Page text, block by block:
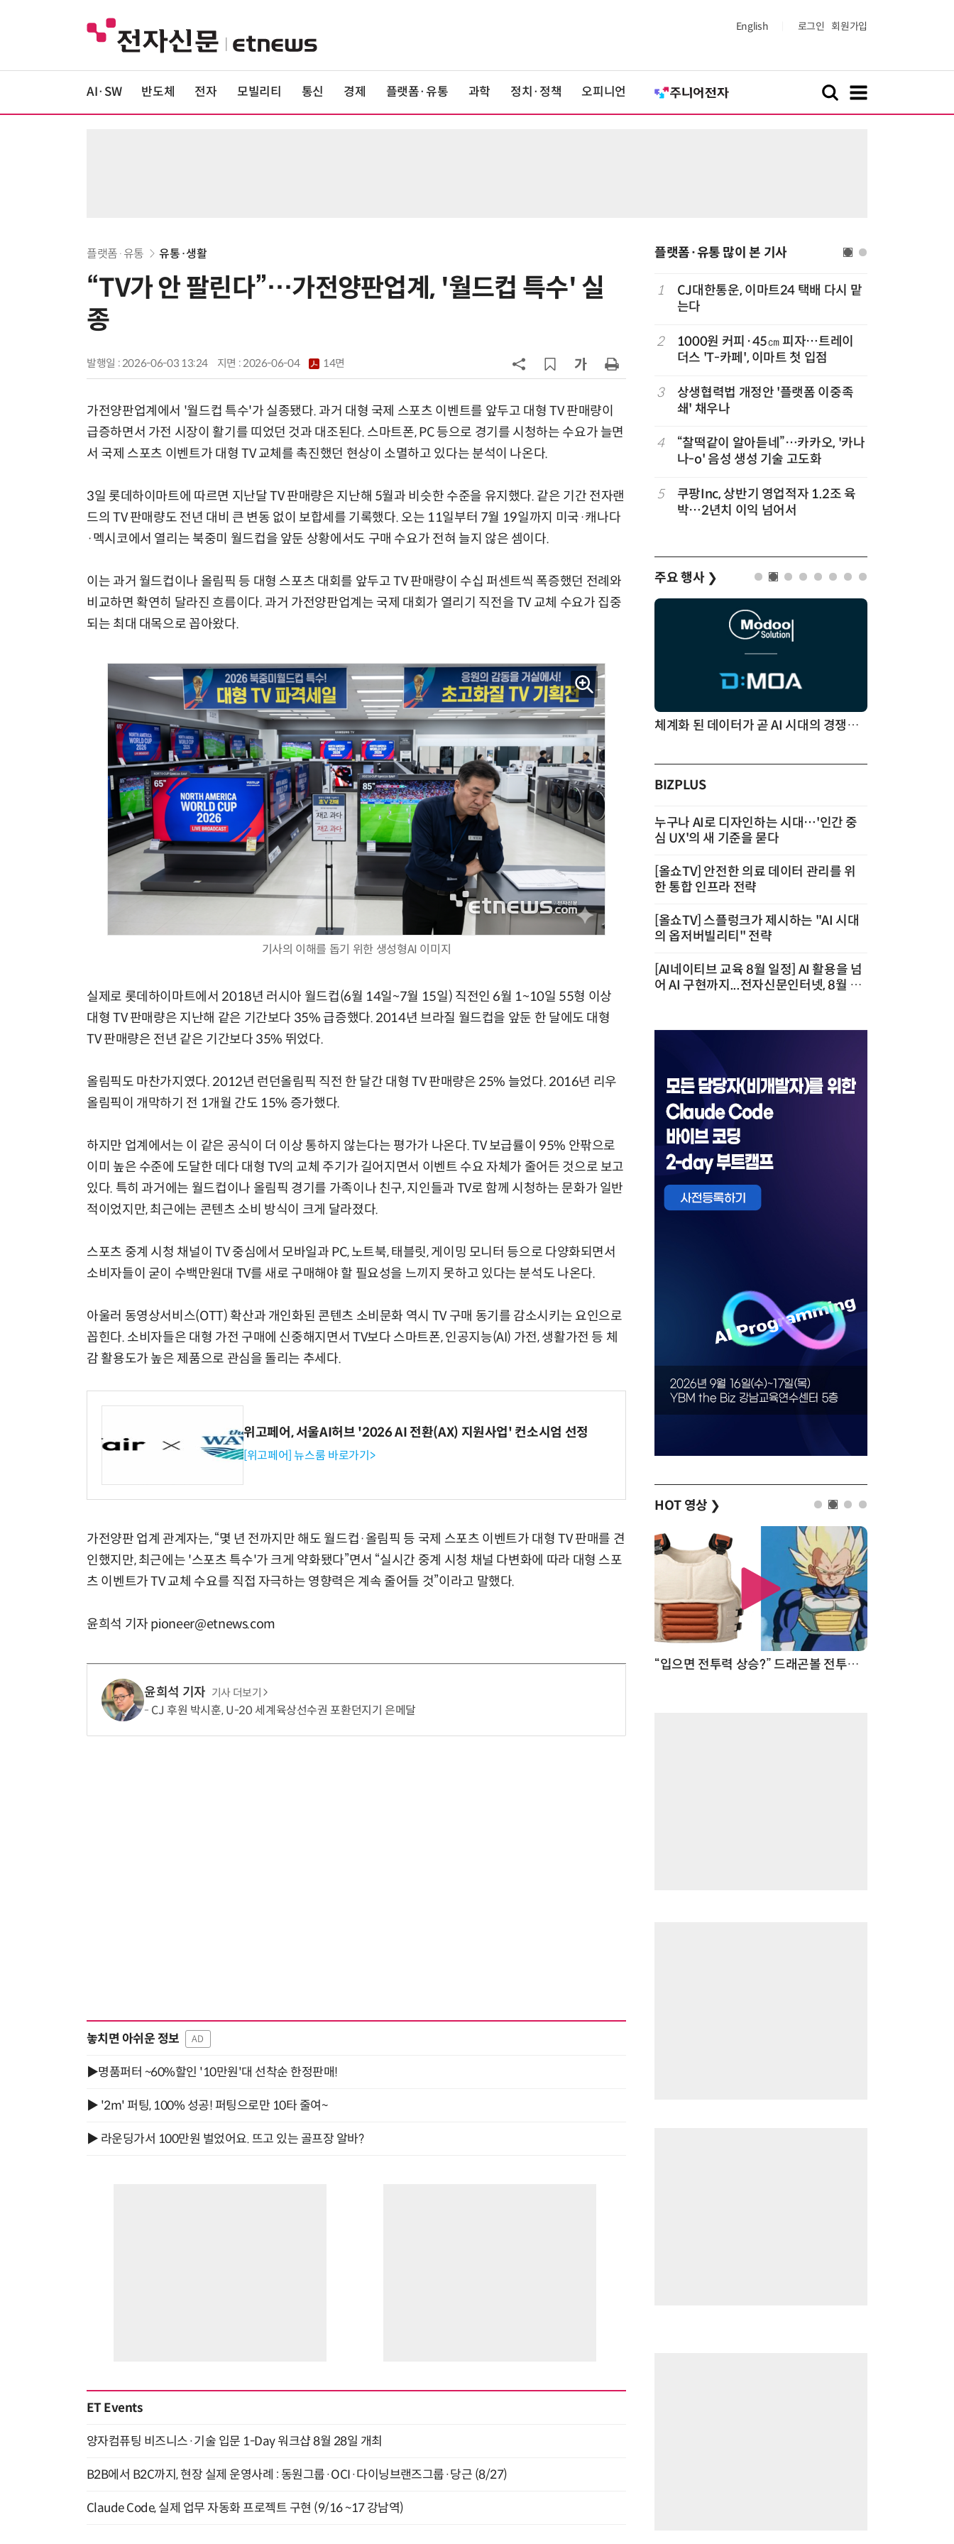
English 로그인 회원가입
AI·SW 반도체 전자 모빌리티 통신 경제 플랫폼·유통 과학 정치·정책 오피니언
플랫폼·유통 유통·생활
“TV가 안 팔린다”…가전양판업계, '월드컵 특수' 실
종
발행일 : 2026-06-03 13:24 지면 :2026-06-04 14면
가전양판업계에서 '월드컵 특수'가 실종됐다. 과거 대형 국제 스포츠 이벤트를 앞두고 대형 TV 판매량이
급증하면서 가전 시장이 활기를 띠었던 것과 대조된다. 스마트폰, PC 등으로 경기를 시청하는 수요가 늘면
서 국제 스포츠 이벤트가 대형 TV 교체를 촉진했던 현상이 소멸하고 있다는 분석이 나온다.
3일 롯데하이마트에 따르면 지난달 TV 판매량은 지난해 5월과 비슷한 수준을 유지했다. 같은 기간 전자랜
드의 TV 판매량도 전년 대비 큰 변동 없이 보합세를 기록했다. 오는 11일부터 7월 19일까지 미국·캐나다
·멕시코에서 열리는 북중미 월드컵을 앞둔 상황에서도 구매 수요가 전혀 늘지 않은 셈이다.
이는 과거 월드컵이나 올림픽 등 대형 스포츠 대회를 앞두고 TV 판매량이 수십 퍼센트씩 폭증했던 전례와
비교하면 확연히 달라진 흐름이다. 과거 가전양판업계는 국제 대회가 열리기 직전을 TV 교체 수요가 집중
되는 최대 대목으로 꼽아왔다.
기사의 이해를 돕기 위한 생성형AI 이미지
실제로 롯데하이마트에서 2018년 러시아 월드컵(6월 14일~7월 15일) 직전인 6월 1~10일 55형 이상
대형 TV 판매량은 지난해 같은 기간보다 35% 급증했다. 2014년 브라질 월드컵을 앞둔 한 달에도 대형
TV 판매량은 전년 같은 기간보다 35% 뛰었다.
올림픽도 마찬가지였다. 2012년 런던올림픽 직전 한 달간 대형 TV 판매량은 25% 늘었다. 2016년 리우
올림픽이 개막하기 전 1개월 간도 15% 증가했다.
하지만 업계에서는 이 같은 공식이 더 이상 통하지 않는다는 평가가 나온다. TV 보급률이 95% 안팎으로
이미 높은 수준에 도달한 데다 대형 TV의 교체 주기가 길어지면서 이벤트 수요 자체가 줄어든 것으로 보고
있다. 특히 과거에는 월드컵이나 올림픽 경기를 가족이나 친구, 지인들과 TV로 함께 시청하는 문화가 일반
적이었지만, 최근에는 콘텐츠 소비 방식이 크게 달라졌다.
스포츠 중계 시청 채널이 TV 중심에서 모바일과 PC, 노트북, 태블릿, 게이밍 모니터 등으로 다양화되면서
소비자들이 굳이 수백만원대 TV를 새로 구매해야 할 필요성을 느끼지 못하고 있다는 분석도 나온다.
아울러 동영상서비스(OTT) 확산과 개인화된 콘텐츠 소비문화 역시 TV 구매 동기를 감소시키는 요인으로
꼽힌다. 소비자들은 대형 가전 구매에 신중해지면서 TV보다 스마트폰, 인공지능(AI) 가전, 생활가전 등 체
감 활용도가 높은 제품으로 관심을 돌리는 추세다.
위고페어, 서울AI허브 '2026 AI 전환(AX) 지원사업' 컨소시엄 선정
[위고페어] 뉴스룸 바로가기>
가전양판 업계 관계자는, “몇 년 전까지만 해도 월드컵·올림픽 등 국제 스포츠 이벤트가 대형 TV 판매를 견
인했지만, 최근에는 '스포츠 특수'가 크게 약화됐다”면서 “실시간 중계 시청 채널 다변화에 따라 대형 스포
츠 이벤트가 TV 교체 수요를 직접 자극하는 영향력은 계속 줄어들 것”이라고 말했다.
윤희석 기자 pioneer@etnews.com
윤희석 기자 기사 더보기
CJ 후원 박시훈, U-20 세계육상선수권 포환던지기 은메달
놓치면 아쉬운 정보 AD
▶명품퍼터 ~60%할인 '10만원'대 선착순 한정판매!
▶ '2m' 퍼팅, 100% 성공! 퍼팅으로만 10타 줄여~
▶ 라운딩가서 100만원 벌었어요. 뜨고 있는 골프장 알바?
ET Events
양자컴퓨팅 비즈니스·기술 입문 1-Day 워크샵 8월 28일 개최
B2B에서 B2C까지, 현장 실제 운영사례 : 동원그룹·OCI·다이닝브랜즈그룹·당근 (8/27)
Claude Code, 실제 업무 자동화 프로젝트 구현 (9/16 ~17 강남역)
플랫폼·유통 많이 본 기사
6
카카오, 역대 최대 분기 실적…카톡
최대'…쿠팡이츠도 신기록”
크'…“내년 중순께 유출 사고 전 수준
회복”
우유 감산 협상 8월 말로 연장…산정
기준 놓고 '평행선'
10 네이버, 2분기 매출 3조3888억원…
분기 기준 역대 최대
1
CJ대한통운, 이마트24 택배 다시 맡
는다
2
1000원 커피·45㎝ 피자…트레이
더스 'T-카페', 이마트 첫 입점
3
상생협력법 개정안 '플랫폼 이중족
쇄' 채우나
4
“찰떡같이 알아듣네”…카카오, '카나
나-o' 음성 생성 기술 고도화
5
쿠팡Inc, 상반기 영업적자 1.2조 육
박…2년치 이익 넘어서
주요 행사 ❯
AI Native Enterprise를 지원하는 AI Ready Data 플랫폼 활용 전략 체계화 된 데이터가 곧 AI 시대의 경쟁력이다
BIZPLUS
누구나 AI로 디자인하는 시대…'인간 중
심 UX'의 새 기준을 묻다
[올쇼TV] 안전한 의료 데이터 관리를 위
한 통합 인프라 전략
[올쇼TV] 스플렁크가 제시하는 "AI 시대
의 옵저버빌리티" 전략
[AI네이티브 교육 8월 일정] AI 활용을 넘
어 AI 구현까지...전자신문인터넷, 8월 실
HOT 영상 ❯
“계속 쫓아왔다”…도망치던 우크라 민간인 공격한 러 자폭 드론 진정한 우정?…친구 구하려다 둘 다 의자 틈에 목이 낀 순간 “입으면 전투력 상승?” 드래곤볼 전투복 닮은 중량조끼